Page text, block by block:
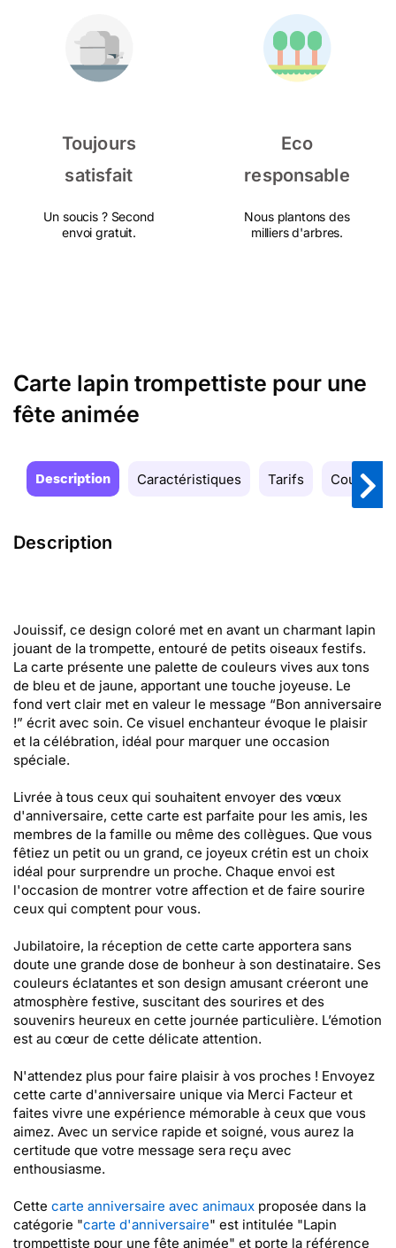
Toujours
satisfait
Un soucis ? Second
envoi gratuit.
Eco
responsable
Nous plantons des
milliers d'arbres.
Carte lapin trompettiste pour une
fête animée
Description Caractéristiques Tarifs Couleurs
Description
Jouissif, ce design coloré met en avant un charmant lapin
jouant de la trompette, entouré de petits oiseaux festifs.
La carte présente une palette de couleurs vives aux tons
de bleu et de jaune, apportant une touche joyeuse. Le
fond vert clair met en valeur le message “Bon anniversaire
!” écrit avec soin. Ce visuel enchanteur évoque le plaisir
et la célébration, idéal pour marquer une occasion
spéciale.
Livrée à tous ceux qui souhaitent envoyer des vœux
d'anniversaire, cette carte est parfaite pour les amis, les
membres de la famille ou même des collègues. Que vous
fêtiez un petit ou un grand, ce joyeux crétin est un choix
idéal pour surprendre un proche. Chaque envoi est
l'occasion de montrer votre affection et de faire sourire
ceux qui comptent pour vous.
Jubilatoire, la réception de cette carte apportera sans
doute une grande dose de bonheur à son destinataire. Ses
couleurs éclatantes et son design amusant créeront une
atmosphère festive, suscitant des sourires et des
souvenirs heureux en cette journée particulière. L’émotion
est au cœur de cette délicate attention.
N'attendez plus pour faire plaisir à vos proches ! Envoyez
cette carte d'anniversaire unique via Merci Facteur et
faites vivre une expérience mémorable à ceux que vous
aimez. Avec un service rapide et soigné, vous aurez la
certitude que votre message sera reçu avec
enthousiasme.
Cette carte anniversaire avec animaux proposée dans la
catégorie "carte d'anniversaire" est intitulée "Lapin
trompettiste pour une fête animée" et porte la référence